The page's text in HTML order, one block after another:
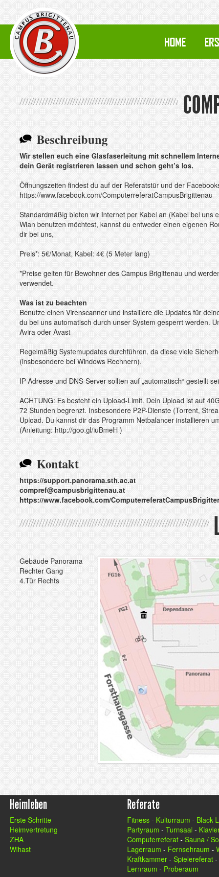
HOME
Beschreibung
Wir stellen euch eine Glasfaserleitung mit schnellem
dein Gerät registrieren lassen und schon geht’s los.
Öffnungszeiten findest du auf der Referatstür und der
https://www.facebook.com/ComputerreferatCampusBrigittenau
Standardmäßig bieten wir Internet per Kabel an (Kabel bei uns
Wlan benutzen möchtest, kannst du entweder einen eigenen
dir bei uns,
Preis*: 5€/Monat, Kabel: 4€ (5 Meter lang)
*Preise gelten für Bewohner des Campus Brigittenau und
verwendet.
Was ist zu beachten
Benutze einen Virenscanner und installiere die Updates für
du bei uns automatisch durch unser System gesperrt werden.
Avira oder Avast
Regelmäßig Systemupdates durchführen, da diese viele
(insbesondere bei Windows Rechnern).
IP-Adresse und DNS-Server sollten auf „automatisch“ gestellt
ACHTUNG: Es besteht ein Upload-Limit. Dein Upload ist auf
72 Stunden begrenzt. Insbesondere P2P-Dienste (Torrent,
Upload. Du kannst dir das Programm Netbalancer installieren
(Anleitung: http://goo.gl/iuBmeH )
Kontakt
https://support.panorama.sth.ac.at
compref@campusbrigittenau.at
https://www.facebook.com/
Gebäude Panorama
Rechter Gang
4.Tür Rechts
Heimleben
Erste Schritte
Heimvertretung
ZHA
Wihast
Referate
Fitness - Kulturraum - Black
Partyraum - Turnsaal -
Computerreferat - Sauna /
Lagerraum - Fernsehraum -
Kraftkammer - Spielereferat -
Lernraum - Proberaum